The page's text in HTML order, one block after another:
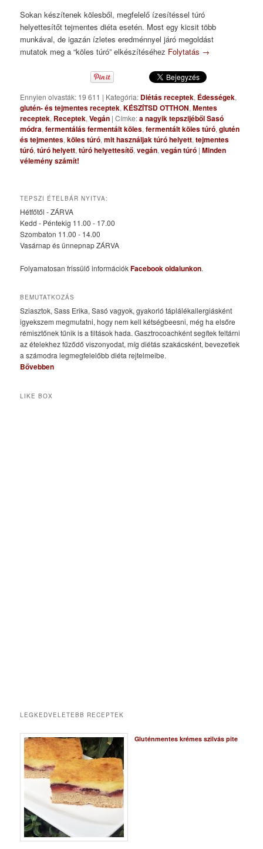
Sokan készítenek kölesből, megfelelő ízesítéssel túró
helyettesítőt tejmentes diéta esetén. Most egy kicsit több
munkával, de igazán ízletes eredménnyel járó megoldást
mutatok meg a “köles túró” elkészítéséhez Folytatás →
Ennyien olvasták: 19 611 | Kategória: Diétás receptek, Édességek,
glutén- és tejmentes receptek,KÉSZÍTSD OTTHON,Mentes
receptek, Receptek,Vegán |Címke:a nagyik tepszijéből Sasó
módra,fermentálás fermentált köles,fermentált köles túró,glutén
és tejmentes,köles túró,mit használjak túró helyett,tejmentes
túró,túró helyett,túró helyettesítő,vegán,vegán túró |Minden
vélemény számít!
TEPSZI ÉTELBÁR NYITVA:
Hétfőtől - ZÁRVA
Kedd - Péntekig 11.00 - 17.00
Szombaton 11.00 - 14.00
Vasárnap és ünnepnap ZÁRVA
Folyamatosan frissülő információkFacebook oldalunkon.
BEMUTATKOZÁS
Sziasztok, Sass Erika, Sasó vagyok, gyakorló táplálékallergiásként
igyekszem megmutatni, hogy nem kell kétségbeesni, még ha elsőre
rémisztőnek tűnik is a tiltások hada. Gasztrocoachként segítek feltárni
az ételekhez fűződő viszonyodat, míg diétás szakácsként, bevezetlek
a számodra legmegfelelőbb diéta rejtelmeibe.
Bővebben
LIKE BOX
LEGKEDVELETEBB RECEPTEK
Gluténmentes krémes szilvás pite